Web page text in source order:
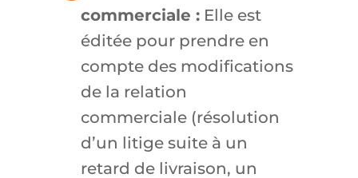
commerciale :Elle est
éditée pour prendre en
compte des modifications
de la relation
commerciale (résolution
d’un litige suite à un
retard de livraison, un